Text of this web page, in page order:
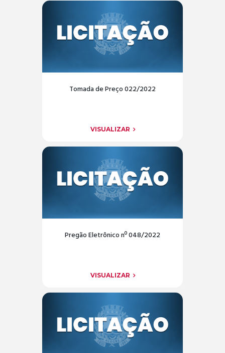
Tomada de Preço 022/2022
VISUALIZAR
Pregão Eletrônico nº 048/2022
VISUALIZAR